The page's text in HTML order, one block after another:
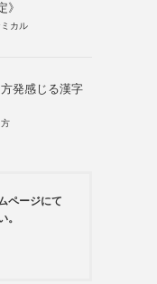
》
カル
発感じる漢字
ページにて
。